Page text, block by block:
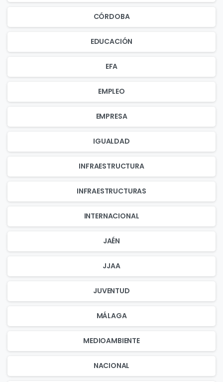
CÓRDOBA
EDUCACIÓN
EFA
EMPLEO
EMPRESA
IGUALDAD
INFRAESTRUCTURA
INFRAESTRUCTURAS
INTERNACIONAL
JAÉN
JJAA
JUVENTUD
MÁLAGA
MEDIOAMBIENTE
NACIONAL